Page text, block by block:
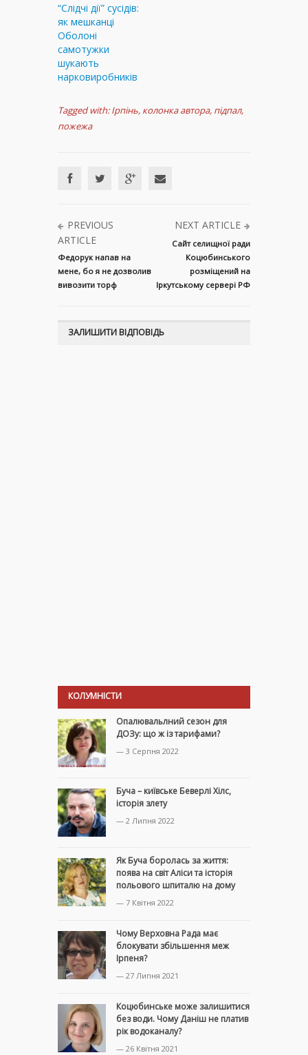
“Слідчі дії” сусідів:
як мешканці
Оболоні
самотужки
шукають
нарковиробників
Tagged with: Ірпінь, колонка автора, підпал,
пожежа
PREVIOUS
ARTICLE
Федорук напав на
мене, бо я не дозволив
вивозити торф
NEXT ARTICLE
Сайт селищної ради
Коцюбинського
розміщений на
Іркутському сервері РФ
ЗАЛИШИТИ ВІДПОВІДЬ
КОЛУМНІСТИ
Опалювальлний сезон для
ДОЗу: що ж із тарифами?
— 3 Серпня 2022
Буча – київське Беверлі Хілс,
історія злету
— 2 Липня 2022
Як Буча боролась за життя:
поява на світ Аліси та історія
польового шпиталю на дому
— 7 Квітня 2022
Чому Верховна Рада має
блокувати збільшення меж
Ірпеня?
— 27 Липня 2021
Коцюбинське може залишитися
без води. Чому Даніш не платив
рік водоканалу?
— 26 Квітня 2021